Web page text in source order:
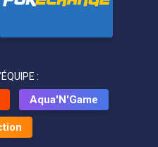
:
Aqua'N'Game